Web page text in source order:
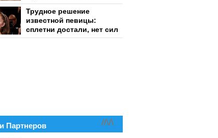
Трудное решение
известной певицы:
сплетни достали, нет сил